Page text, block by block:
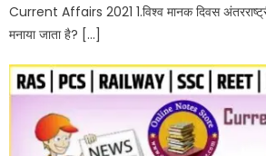
Current Affairs 2021 1.विश्व मानक दिवस
मनाया जाता है? […]